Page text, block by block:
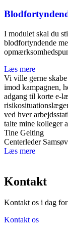
I modulet skal du
blodfortyndende
Læs mere
Vi ville gerne
imod kampagnen,
adgang til korte e-
ved hver
talte mine kolleger
Tine Gelting
Centerleder
Læs mere
Kontakt
Kontakt os i dag
Kontakt os